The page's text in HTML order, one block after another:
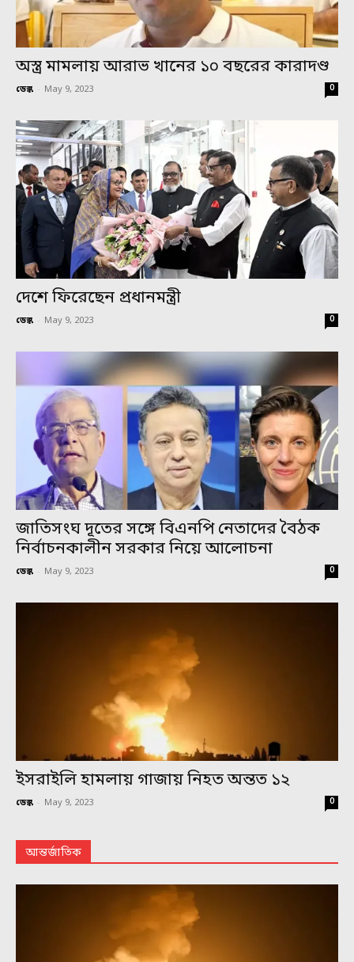
অস্ত্র মামলায় আরাভ খানের ১০ বছরের কারাদণ্ড
ডেস্ক - May 9, 2023 0
দেশে ফিরেছেন প্রধানমন্ত্রী
ডেস্ক - May 9, 2023 0
জাতিসংঘ দূতের সঙ্গে বিএনপি নেতাদের বৈঠক
নির্বাচনকালীন সরকার নিয়ে আলোচনা
ডেস্ক - May 9, 2023 0
ইসরাইলি হামলায় গাজায় নিহত অন্তত ১২
ডেস্ক - May 9, 2023 0
আন্তর্জাতিক